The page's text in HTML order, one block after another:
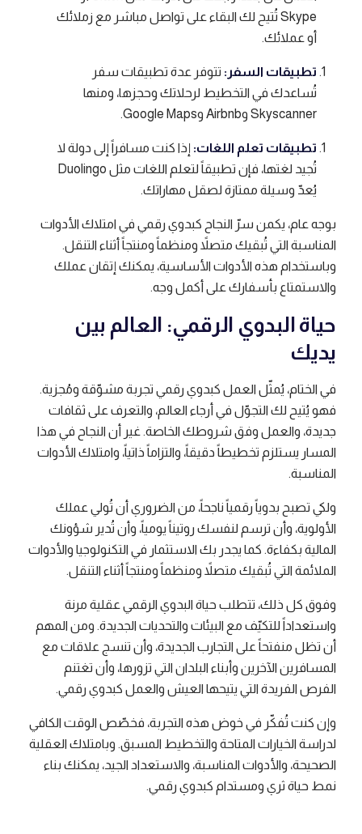
Skype تُتيح لك البقاء على تواصل مباشر مع زملائك
أو عملائك.
تطبيقات السفر: تتوفر عدة تطبيقات سفر
تُساعدك في التخطيط لرحلاتك وحجزها، ومنها
Skyscanner وAirbnb وGoogle Maps.
تطبيقات تعلم اللغات: إذا كنت مسافراً إلى دولة لا
تُجيد لغتها، فإن تطبيقاً لتعلم اللغات مثل Duolingo
يُعدّ وسيلة ممتازة لصقل مهاراتك.
بوجه عام، يكمن سرّ النجاح كبدوي رقمي في امتلاك الأدوات
المناسبة التي تُبقيك متصلاً ومنظماً ومنتجاً أثناء التنقل.
وباستخدام هذه الأدوات الأساسية، يمكنك إتقان عملك
والاستمتاع بأسفارك على أكمل وجه.
حياة البدوي الرقمي: العالم بين
يديك
في الختام، يُمثّل العمل كبدوي رقمي تجربة مشوّقة ومُجزية.
فهو يُتيح لك التجوّل في أرجاء العالم، والتعرف على ثقافات
جديدة، والعمل وفق شروطك الخاصة. غير أن النجاح في هذا
المسار يستلزم تخطيطاً دقيقاً، والتزاماً ذاتياً، وامتلاك الأدوات
المناسبة.
ولكي تصبح بدوياً رقمياً ناجحاً، من الضروري أن تُولي عملك
الأولوية، وأن ترسم لنفسك روتيناً يومياً، وأن تُدير شؤونك
المالية بكفاءة. كما يجدر بك الاستثمار في التكنولوجيا والأدوات
الملائمة التي تُبقيك متصلاً ومنظماً ومنتجاً أثناء التنقل.
وفوق كل ذلك، تتطلب حياة البدوي الرقمي عقلية مرنة
واستعداداً للتكيّف مع البيئات والتحديات الجديدة. ومن المهم
أن تظل منفتحاً على التجارب الجديدة، وأن تنسج علاقات مع
المسافرين الآخرين وأبناء البلدان التي تزورها، وأن تغتنم
الفرص الفريدة التي يتيحها العيش والعمل كبدوي رقمي.
وإن كنت تُفكّر في خوض هذه التجربة، فخصّص الوقت الكافي
لدراسة الخيارات المتاحة والتخطيط المسبق. وبامتلاك العقلية
الصحيحة، والأدوات المناسبة، والاستعداد الجيد، يمكنك بناء
نمط حياة ثري ومستدام كبدوي رقمي.